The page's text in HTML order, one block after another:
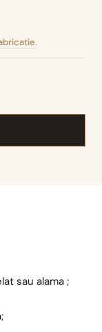
sau alama ;